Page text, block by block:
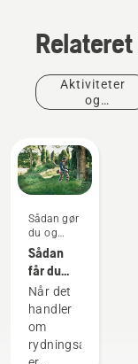
Aktiviteter
og
Sådan gør
du og
vejledninger
Sådan
får du
mest ud
af
buskrydderen
Når det
handler
om
rydningsarbejde,